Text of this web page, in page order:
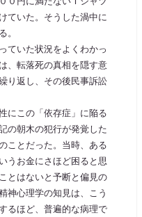
ていた。そうした渦中に
。
ていた状況をよくわかっ
、転落死の真相を隠す意
り返し、その後民事訴訟
にこの「依存症」に陥る
の朝木の犯行が発覚した
ことだった。当時、ある
うお金にさほど困ると思
とはないと予断と偏見の
神心理学の知見は、こう
るほど、普遍的な病理で